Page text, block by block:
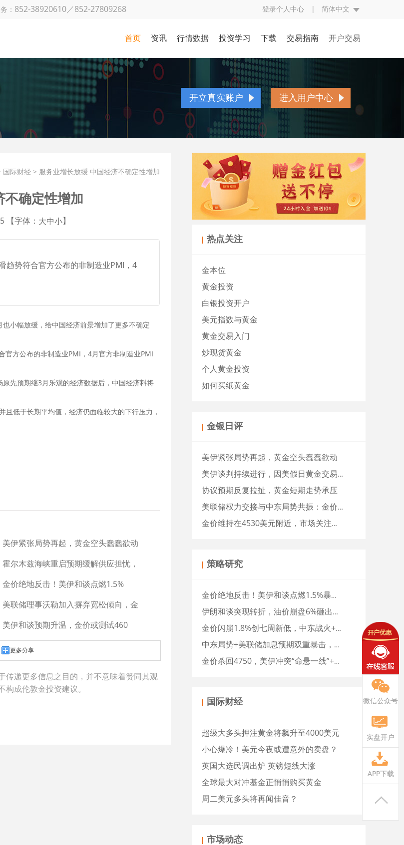
微信公众号
实盘开户
APP下载
： 852-38920610／852-27809268 简体中文
登录个人中心 |
首页 资讯
金银日评
策略研究
国际财经
行情数据
财经日历
CFTC持仓
金银走势图
投资学习
投资入门
基本面知识
技术面知识
投资技巧
视频学习
贵金属百科
下载 交易指南
交易规则
交易方式
交易编码
挂单交易
常见问题
异常交易处理
开户交易
账户简介
开户流程
表格下载
人民币兑换率
反洗黑钱声明
开立真实账户 进入用户中心
国际财经 > 服务业增长放缓 中国经济不确定性增加
不确定性增加
【字体： 大中小】
趋势符合官方公布的非制造业PMI，4
小幅放缓，给中国经济前景增加了更多不确定
方公布的非制造业PMI，4月官方非制造业PMI
先预期继3月乐观的经济数据后，中国经济料将
低于长期平均值，经济仍面临较大的下行压力，
美伊紧张局势再起，黄金空头蠢蠢欲动
霍尔木兹海峡重启预期缓解供应担忧，
金价绝地反击！美伊和谈点燃1.5%
美联储理事沃勒加入摒弃宽松倾向，金
美伊和谈预期升温，金价或测试460
更多分享
传递更多信息之目的，并不意味着赞同其观
构成伦敦金投资建议。
热点关注
金本位
黄金投资
白银投资开户
美元指数与黄金
黄金交易入门
炒现货黄金
个人黄金投资
如何买纸黄金
金银日评
美伊紧张局势再起，黄金空头蠢蠢欲动
美伊谈判持续进行，因美假日黄金交易清淡
协议预期反复拉扯，黄金短期走势承压
美联储权力交接与中东局势共振：金价持仓创新高，市场聚焦沃什履新
金价维持在4530美元附近，市场关注中东局势发展
策略研究
金价绝地反击！美伊和谈点燃1.5%暴涨，美联储加息预期骤变，黄金下一站直奔4700？
伊朗和谈突现转折，油价崩盘6%砸出金价深V反转，牛市重启了？
金价闪崩1.8%创七周新低，中东战火+通胀炸弹双重夹击，牛市戛然而止？
中东局势+美联储加息预期双重暴击，金价下一站4600？
金价杀回4750，美伊冲突“命悬一线”+CPI来袭，金年底直奔5000？
国际财经
超级大多头押注黄金将飙升至4000美元
小心爆冷！美元今夜或遭意外的卖盘？
英国大选民调出炉 英镑短线大涨
全球最大对冲基金正悄悄购买黄金
周二美元多头将再闻佳音？
市场动态